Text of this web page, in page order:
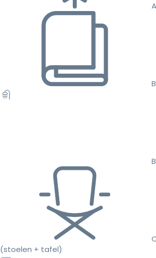
(stoelen + tafel)